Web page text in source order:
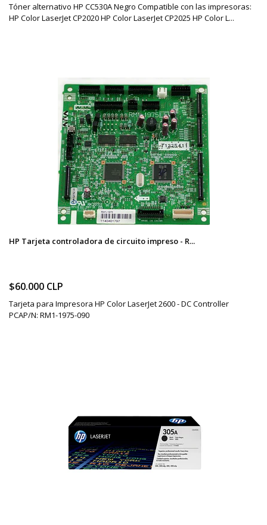
Tóner alternativo HP CC530A Negro Compatible con las impresoras:
HP Color LaserJet CP2020 HP Color LaserJet CP2025 HP Color L...
HP Tarjeta controladora de circuito impreso - R...
$60.000 CLP
Tarjeta para Impresora HP Color LaserJet 2600 - DC Controller
PCAP/N: RM1-1975-090